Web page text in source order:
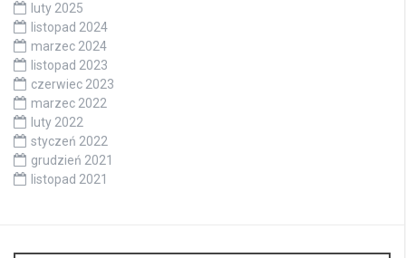
luty 2025
listopad 2024
marzec 2024
listopad 2023
czerwiec 2023
marzec 2022
luty 2022
styczeń 2022
grudzień 2021
listopad 2021